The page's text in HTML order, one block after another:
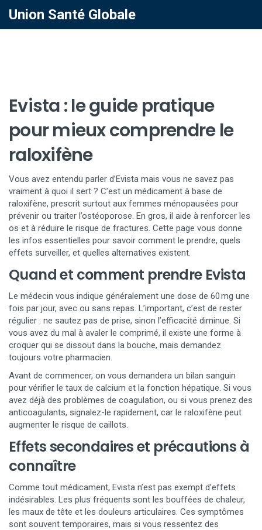
Union Santé Globale
Evista : le guide pratique
pour mieux comprendre le
raloxifène
Vous avez entendu parler d’Evista mais vous ne savez pas
vraiment à quoi il sert ? C’est un médicament à base de
raloxifène, prescrit surtout aux femmes ménopausées pour
prévenir ou traiter l’ostéoporose. En gros, il aide à renforcer les
os et à réduire le risque de fractures. Cette page vous donne
les infos essentielles pour savoir comment le prendre, quels
effets surveiller, et quelles alternatives existent.
Quand et comment prendre Evista
Le médecin vous indique généralement une dose de 60 mg une
fois par jour, avec ou sans repas. L’important, c’est de rester
régulier : ne sautez pas de prise, sinon l’efficacité diminue. Si
vous avez du mal à avaler le comprimé, il existe une forme à
croquer qui se dissout dans la bouche, mais demandez
toujours votre pharmacien.
Avant de commencer, on vous demandera un bilan sanguin
pour vérifier le taux de calcium et la fonction hépatique. Si vous
avez déjà des problèmes de coagulation, ou si vous prenez des
anticoagulants, signalez-le rapidement, car le raloxifène peut
augmenter le risque de caillots.
Effets secondaires et précautions à
connaître
Comme tout médicament, Evista n’est pas exempt d’effets
indésirables. Les plus fréquents sont les bouffées de chaleur,
les maux de tête et les douleurs articulaires. Ces symptômes
sont souvent temporaires, mais si vous ressentez des